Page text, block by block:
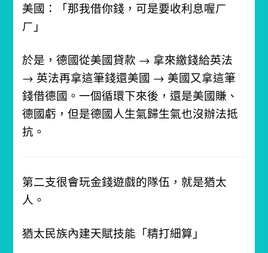
美國：「那我借你錢，可是要收利息喔ㄏ
ㄏ」
於是，德國從美國貸款 → 拿來繳錢給英法
→ 英法再拿這筆錢還美國 → 美國又拿這筆
錢借德國。一個循環下來後，還是美國賺、
德國虧，但是德國人生氣歸生氣也沒辦法抵
抗。
第二支很會玩金錢遊戲的隊伍，就是猶太
人。
猶太民族內建天賦技能「精打細算」